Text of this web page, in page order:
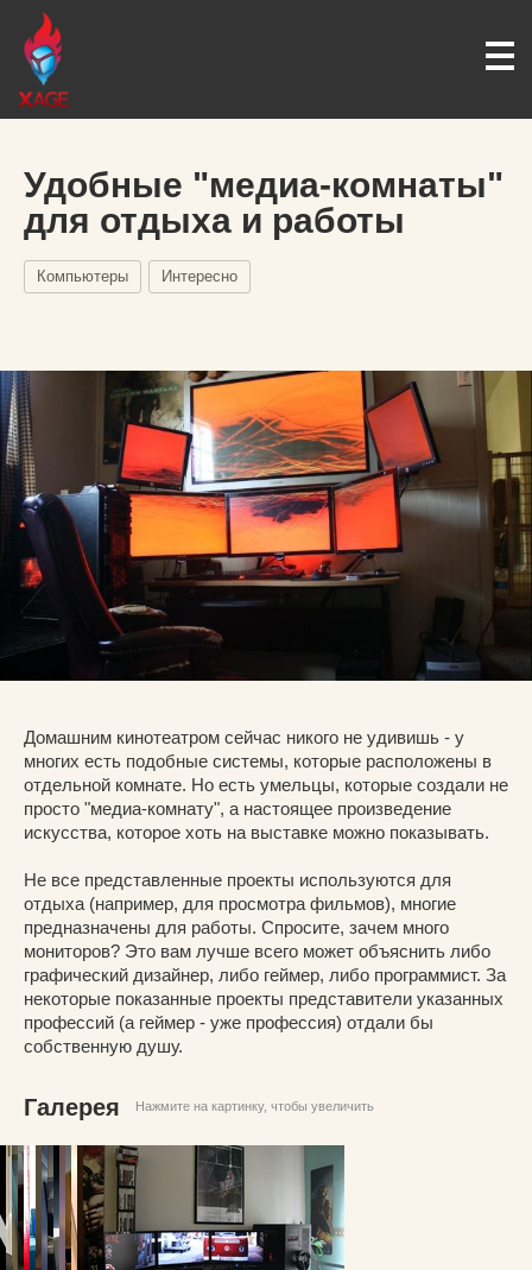
Удобные "медиа-комнаты"
для отдыха и работы
Компьютеры Интересно
Домашним кинотеатром сейчас никого не удивишь - у
многих есть подобные системы, которые расположены в
отдельной комнате. Но есть умельцы, которые создали не
просто "медиа-комнату", а настоящее произведение
искусства, которое хоть на выставке можно показывать.
Не все представленные проекты используются для
отдыха (например, для просмотра фильмов), многие
предназначены для работы. Спросите, зачем много
мониторов? Это вам лучше всего может объяснить либо
графический дизайнер, либо геймер, либо программист. За
некоторые показанные проекты представители указанных
профессий (а геймер - уже профессия) отдали бы
собственную душу.
Галерея Нажмите на картинку, чтобы увеличить